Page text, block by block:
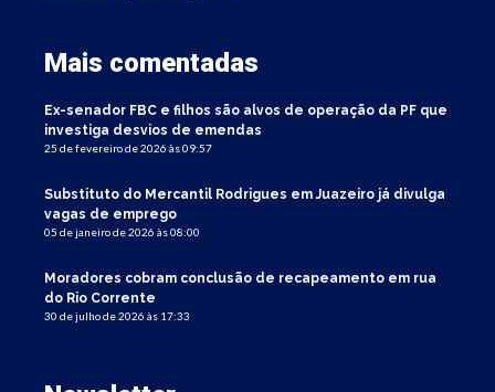
Mais comentadas
Ex-senador FBC e filhos são alvos de operação da PF que
investiga desvios de emendas
25 de fevereiro de 2026 às 09:57
Substituto do Mercantil Rodrigues em Juazeiro já divulga
vagas de emprego
05 de janeiro de 2026 às 08:00
Moradores cobram conclusão de recapeamento em rua
do Rio Corrente
30 de julho de 2026 às 17:33